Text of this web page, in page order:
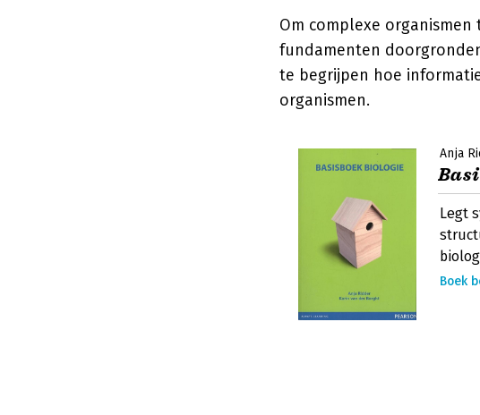
Om complexe
fundamenten
te begrijpen hoe
organismen.
Anja
Legt
Boek